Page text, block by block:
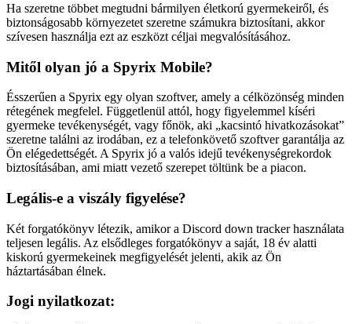
Ha szeretne többet megtudni bármilyen életkorú gyermekeiről, és
biztonságosabb környezetet szeretne számukra biztosítani, akkor
szívesen használja ezt az eszközt céljai megvalósításához.
Mitől olyan jó a Spyrix Mobile?
Ésszerűen a Spyrix egy olyan szoftver, amely a célközönség minden
rétegének megfelel. Függetlenül attól, hogy figyelemmel kíséri
gyermeke tevékenységét, vagy főnök, aki „kacsintó hivatkozásokat”
szeretne találni az irodában, ez a telefonkövető szoftver garantálja az
Ön elégedettségét. A Spyrix jó a valós idejű tevékenységrekordok
biztosításában, ami miatt vezető szerepet töltünk be a piacon.
Legális-e a viszály figyelése?
Két forgatókönyv létezik, amikor a Discord down tracker használata
teljesen legális. Az elsődleges forgatókönyv a saját, 18 év alatti
kiskorú gyermekeinek megfigyelését jelenti, akik az Ön
háztartásában élnek.
Jogi nyilatkozat: